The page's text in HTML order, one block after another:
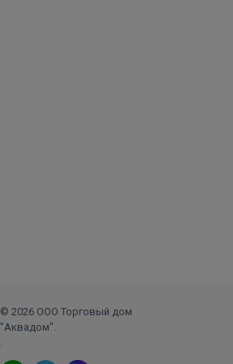
© 2026 ООО Торговый дом
"Аквадом".
.